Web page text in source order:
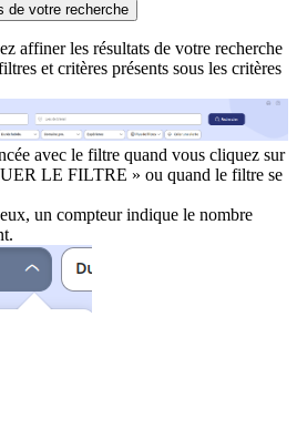
de votre recherche
affiner les résultats de votre recherche
et critères présents sous les critères
avec le filtre quand vous cliquez sur
LE FILTRE » ou quand le filtre se
un compteur indique le nombre